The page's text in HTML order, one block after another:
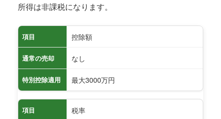
所得は非課税になります。
項目 控除額
通常の売却 なし
特別控除適用 最大3000万円
項目 税率